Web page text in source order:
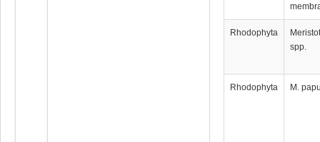
Rhodophyta
spp.
Rhodophyta M.